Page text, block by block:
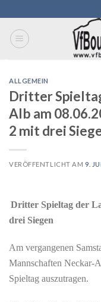
to
content
ALLGEMEIN
Dritter
Alb am
2 mit drei
VERÖFFENTLICHT AM 9.
Dritter Spieltag der
drei Siegen
Am vergangenen
Mannschaften Neckar-
Spieltag auszutragen.